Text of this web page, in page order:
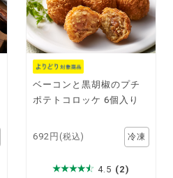
ベーコンと黒胡椒のプチ
ポテトコロッケ 6個入り
692円 (税込)
4.5 (2)